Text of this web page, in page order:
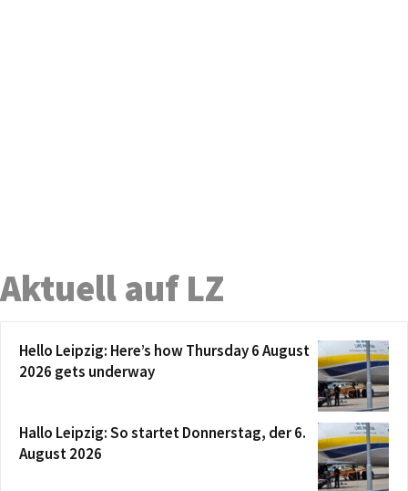
Aktuell auf LZ
Hello Leipzig: Here’s how Thursday 6 August
2026 gets underway
Hallo Leipzig: So startet Donnerstag, der 6.
August 2026